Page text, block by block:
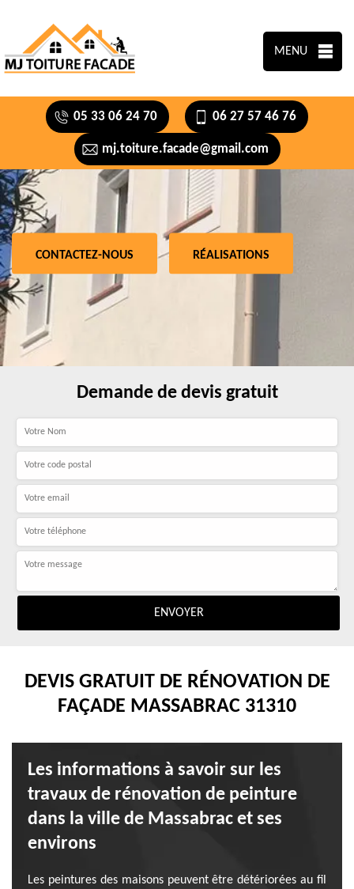
MENU
05 33 06 24 70 06 27 57 46 76
mj.toiture.facade@gmail.com
CONTACTEZ-NOUS RÉALISATIONS
Demande de devis gratuit
DEVIS GRATUIT DE RÉNOVATION DE
FAÇADE MASSABRAC 31310
Les informations à savoir sur les
travaux de rénovation de peinture
dans la ville de Massabrac et ses
environs
Les peintures des maisons peuvent être détériorées au fil